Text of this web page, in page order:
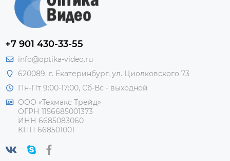
+7 901 430-33-55
info@optika-video.ru
620089, г. Екатеринбург, ул. Циолковского 73
Пн-Пт 9:00-17:00, Сб-Вс - выходной
ООО «Техмакс Трейд»
ОГРН 1156685001373
ИНН 6685083060
КПП 668501001